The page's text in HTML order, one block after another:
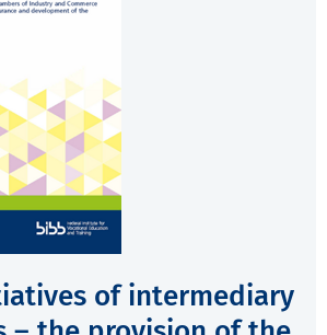
of intermediary